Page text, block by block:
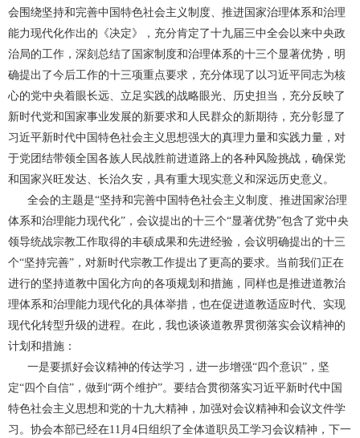
会围绕坚持和完善中国特色社会主义制度、推进国家治理体系和治理
能力现代化作出的《决定》，充分肯定了十九届三中全会以来中央政
治局的工作，深刻总结了国家制度和治理体系的十三个显著优势，明
确提出了今后工作的十三项重点要求，充分体现了以习近平同志为核
心的党中央着眼长远、立足实践的战略眼光、历史担当，充分反映了
新时代党和国家事业发展的新要求和人民群众的新期待，充分彰显了
习近平新时代中国特色社会主义思想强大的真理力量和实践力量，对
于党团结带领全国各族人民战胜前进道路上的各种风险挑战，确保党
和国家兴旺发达、长治久安，具有重大现实意义和深远历史意义。
全会的主题是“坚持和完善中国特色社会主义制度、推进国家治理
体系和治理能力现代化”，会议提出的十三个“显著优势”包含了党中央
领导统战宗教工作取得的丰硕成果和先进经验，会议明确提出的十三
个“坚持完善”，对新时代宗教工作提出了更高的要求。当前我们正在
进行的坚持道教中国化方向的各项规划和措施，同样也是推进道教治
理体系和治理能力现代化的具体举措，也在促进道教适应时代、实现
现代化转型升级的进程。在此，我也谈谈道教界贯彻落实会议精神的
计划和措施：
一是要抓好会议精神的传达学习，进一步增强“四个意识”，坚
定“四个自信”，做到“两个维护”。要结合贯彻落实习近平新时代中国
特色社会主义思想和党的十九大精神，加强对会议精神和会议文件学
习。协会本部已经在11月4日组织了全体道职员工学习会议精神，下一